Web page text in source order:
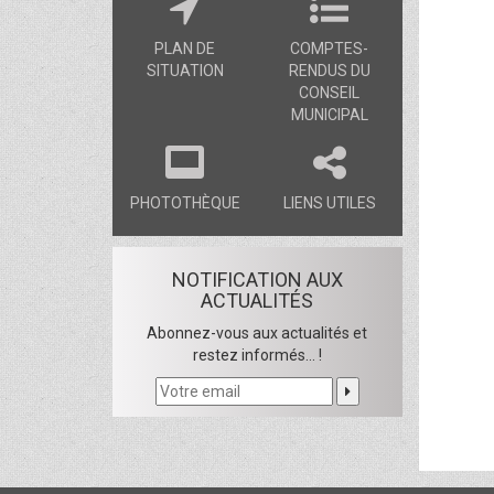
PLAN DE
SITUATION
COMPTES-
RENDUS DU
CONSEIL
MUNICIPAL
PHOTOTHÈQUE LIENS UTILES
NOTIFICATION AUX
ACTUALITÉS
Abonnez-vous aux actualités et
restez informés... !